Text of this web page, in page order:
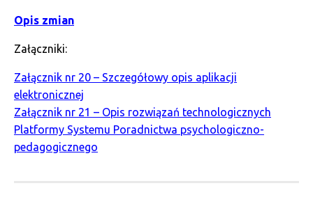
Opis zmian
Załączniki:
Załącznik nr 20 – Szczegółowy opis aplikacji
elektronicznej
Załącznik nr 21 – Opis rozwiązań technologicznych
Platformy Systemu Poradnictwa psychologiczno-
pedagogicznego